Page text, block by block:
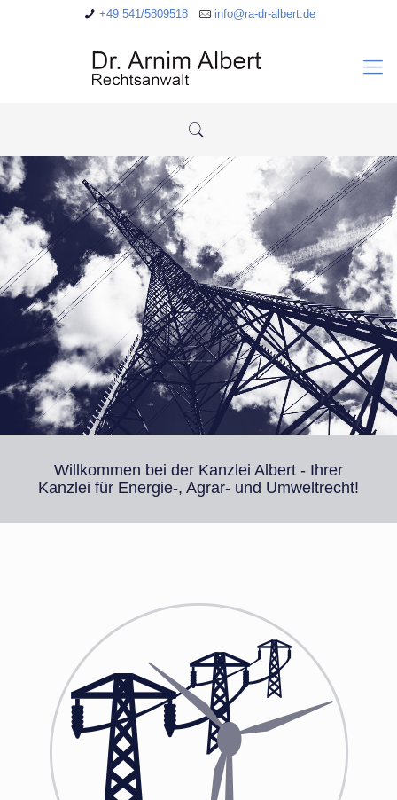
+49 541/5809518 info@ra-dr-albert.de
Willkommen bei der Kanzlei Albert - Ihrer
Kanzlei für Energie-, Agrar- und Umweltrecht!